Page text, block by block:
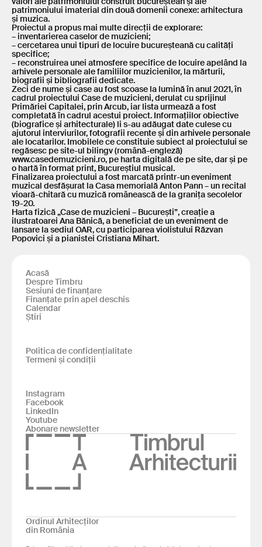
patrimoniului imaterial din două domenii conexe: arhitectura
și muzica.
Proiectul a propus mai multe direcții de explorare:
– inventarierea caselor de muzicieni;
– cercetarea unui tipuri de locuire bucureșteană cu calități
specifice;
– reconstruirea unei atmosfere specifice de locuire apelând la
arhivele personale ale familiilor muzicienilor, la mărturii,
biografii și bibliografii dedicate.
Zeci de nume și case au fost scoase la lumină în anul 2021, în
cadrul proiectului Case de muzicieni, derulat cu sprijinul
Primăriei Capitalei, prin Arcub, iar lista urmează a fost
completată în cadrul acestui proiect. Informațiilor obiective
(biografice și arhitecturale) li s-au adăugat date culese cu
ajutorul interviurilor, fotografii recente și din arhivele personale
ale locatarilor. Imobilele ce constituie subiect al proiectului se
regăsesc pe site-ul bilingv (română-engleză)
www.casedemuzicieni.ro, pe harta digitală de pe site, dar și pe
o hartă în format print, Bucureștiul musical.
Finalizarea proiectului a fost marcată printr-un eveniment
muzical desfășurat la Casa memorială Anton Pann – un recital
vioară-chitară cu muzică românească de la granița secolelor
19-20.
Harta fizică „Case de muzicieni – București”, creație a
ilustratoarei Ana Bănică, a beneficiat de un eveniment de
lansare la sediul OAR, cu participarea violistului Răzvan
Popovici și a pianistei Cristiana Mihart.
Acasă
Despre Timbru
Sesiuni de finanțare
Finanțate prin apel deschis
Calendar
Știri
Politica de confidențialitate
Termeni și condiții
Instagram
Facebook
LinkedIn
Youtube
Abonare newsletter
Ordinul Arhitecților
din România